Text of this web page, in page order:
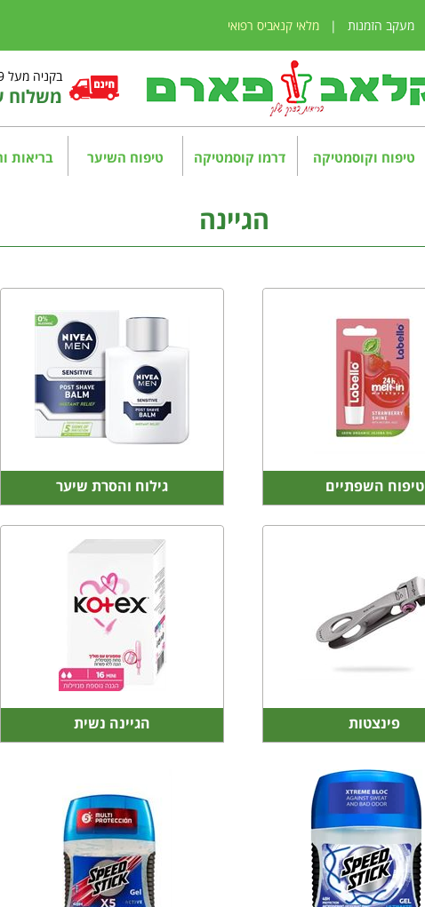
מעקב הזמנות | מלאי קנאביס רפואי
בקניה מעל 399 ₪
משלוח
טיפוח וקוסמטיקה דרמו קוסמטיקה טיפוח השיער בריאות
הגיינה
טיפוח השפתיים גילוח והסרת שיער
פינצטות הגיינה נשית